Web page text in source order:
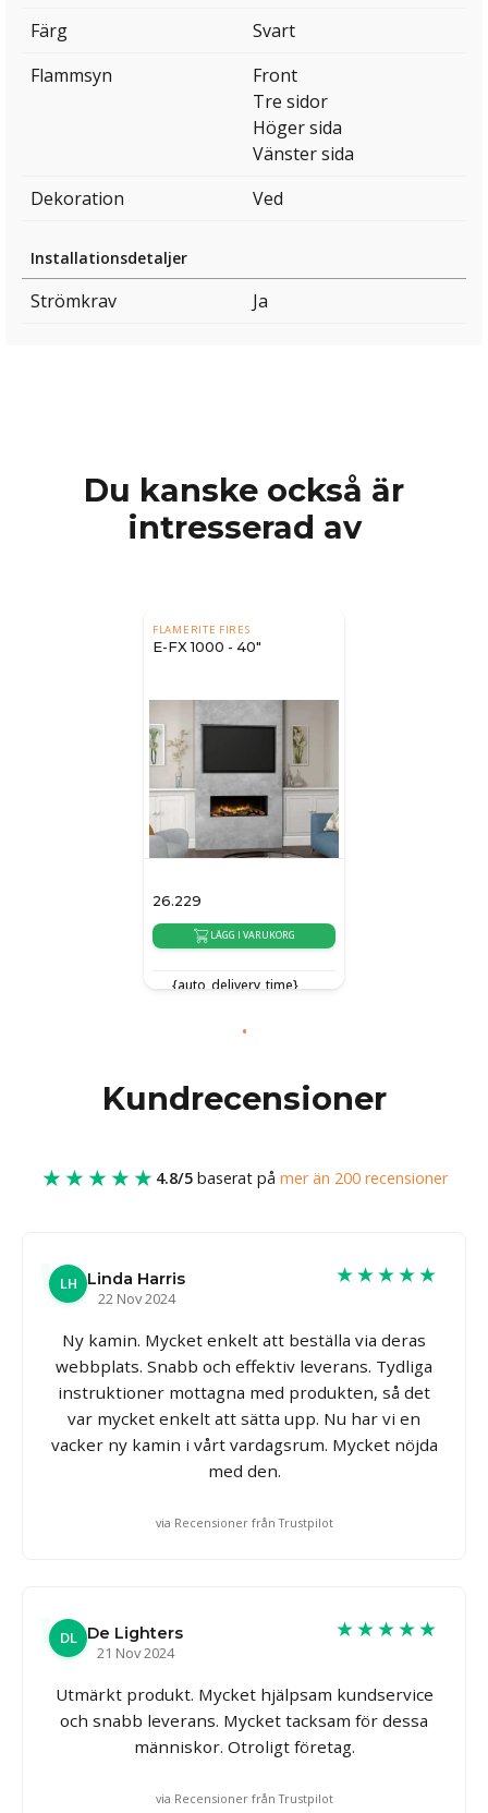
Färg
Svart
Flammsyn
Front
Tre sidor
Höger sida
Vänster sida
Dekoration
Ved
Installationsdetaljer
Strömkrav Ja
Du kanske också är
intresserad av
FLAMERITE FIRES
E-FX 1000 - 40"
26.229
LÄGG I VARUKORG
{auto_delivery_time}
Kundrecensioner
★★★★★ 4.8/5baserat på mer än 200 recensioner
LH
Linda Harris
22 Nov 2024
★★★★★
Ny kamin. Mycket enkelt att beställa via deras
webbplats. Snabb och effektiv leverans. Tydliga
instruktioner mottagna med produkten, så det
var mycket enkelt att sätta upp. Nu har vi en
vacker ny kamin i vårt vardagsrum. Mycket nöjda
med den.
via Recensioner från Trustpilot
DL De Lighters
21 Nov 2024
★★★★★
Utmärkt produkt. Mycket hjälpsam kundservice
och snabb leverans. Mycket tacksam för dessa
människor. Otroligt företag.
via Recensioner från Trustpilot